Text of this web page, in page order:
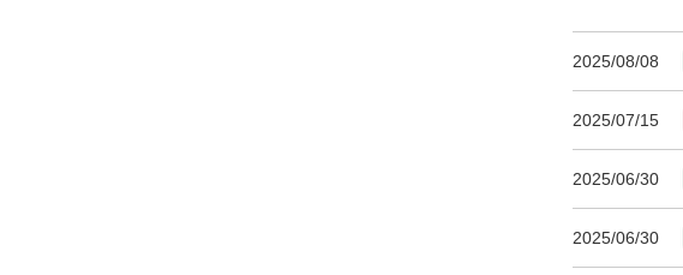
2025/08/08
2025/07/15
2025/06/30
2025/06/30